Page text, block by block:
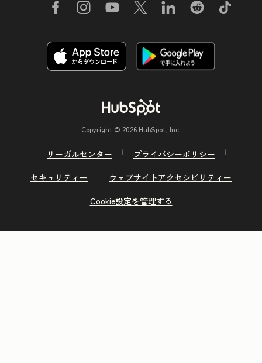
Copyright © 2026 HubSpot, Inc.
リーガルセンター
プライバシーポリシー
セキュリティー
ウェブサイトアクセシビリティー
Cookie設定を管理する